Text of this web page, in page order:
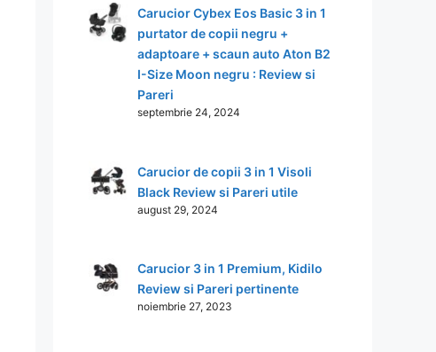
Carucior Cybex Eos Basic 3 in 1
purtator de copii negru +
adaptoare + scaun auto Aton B2
I-Size Moon negru : Review si
Pareri
septembrie 24, 2024
Carucior de copii 3 in 1 Visoli
Black Review si Pareri utile
august 29, 2024
Carucior 3 in 1 Premium, Kidilo
Review si Pareri pertinente
noiembrie 27, 2023